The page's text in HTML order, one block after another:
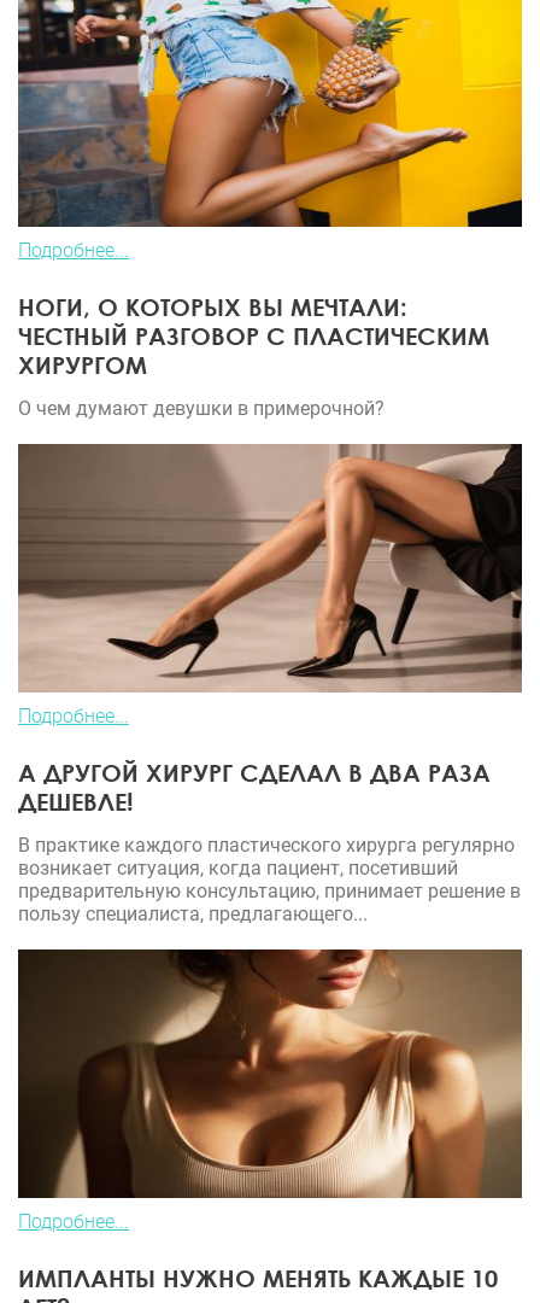
Подробнее...
НОГИ, О КОТОРЫХ ВЫ МЕЧТАЛИ:
ЧЕСТНЫЙ РАЗГОВОР С ПЛАСТИЧЕСКИМ
ХИРУРГОМ
О чем думают девушки в примерочной?
Подробнее...
А ДРУГОЙ ХИРУРГ СДЕЛАЛ В ДВА РАЗА
ДЕШЕВЛЕ!
В практике каждого пластического хирурга регулярно
возникает ситуация, когда пациент, посетивший
предварительную консультацию, принимает решение в
пользу специалиста, предлагающего...
Подробнее...
ИМПЛАНТЫ НУЖНО МЕНЯТЬ КАЖДЫЕ 10